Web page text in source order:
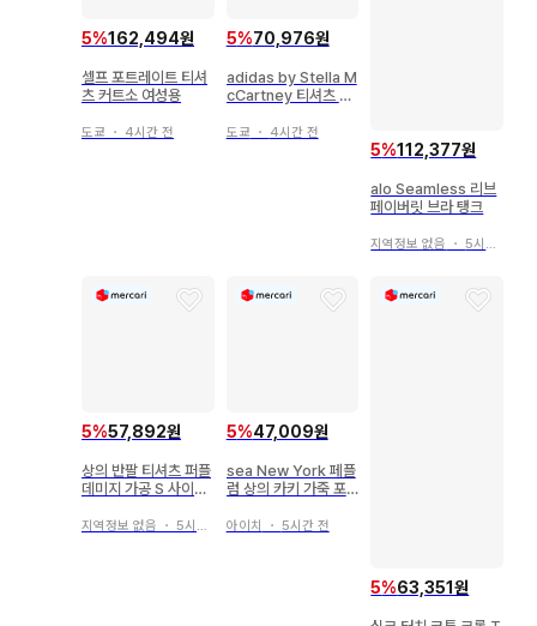
5%162,494원
셀프 포트레이트 티셔
츠 커트소 여성용
도쿄 ・ 4시간 전
5%70,976원
adidas by Stella M
cCartney 티셔츠 여
도쿄 ・ 4시간 전
5%112,377원
alo Seamless 리브
페이버릿 브라 탱크
지역정보 없음 ・5시간 전
5%57,892원
상의 반팔 티셔츠 퍼플
데미지 가공 S 사이즈
지역정보 없음 ・ 5시간 전
5%47,009원
sea New York 페플
럼 상의 카키 가죽 포
아이치 ・ 5시간 전
5%63,351원